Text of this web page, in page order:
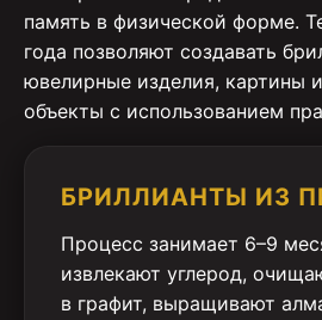
память в физической форме.
года позволяют создавать
ювелирные изделия, картины
объекты с использованием
БРИЛЛИАНТЫ ИЗ
Процесс занимает 6–9
извлекают углерод,
в графит, выращивают